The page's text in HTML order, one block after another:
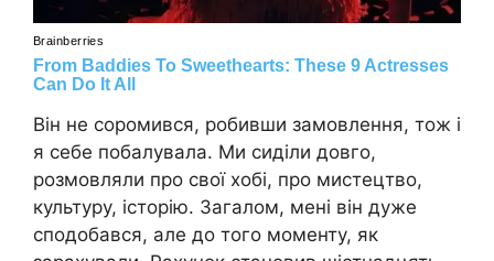
Він не соромився, робивши замовлення, тож і
я себе побалувала. Ми сиділи довго,
розмовляли про свої хобі, про мистецтво,
культуру, історію. Загалом, мені він дуже
сподобався, але до того моменту, як